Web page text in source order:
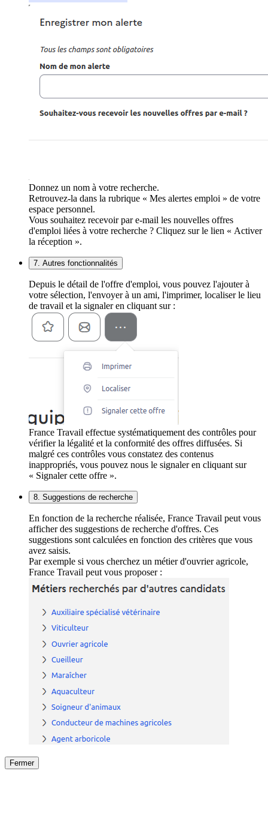
Donnez un nom à votre recherche.
Retrouvez-la dans la rubrique « Mes alertes emploi » de votre
espace personnel.
Vous souhaitez recevoir par e-mail les nouvelles offres
d'emploi liées à votre recherche ? Cliquez sur le lien « Activer
la réception ».
7. Autres fonctionnalités
Depuis le détail de l'offre d'emploi, vous pouvez l'ajouter à
votre sélection, l'envoyer à un ami, l'imprimer, localiser le lieu
de travail et la signaler en cliquant sur :
France Travail effectue systématiquement des contrôles pour
vérifier la légalité et la conformité des offres diffusées. Si
malgré ces contrôles vous constatez des contenus
inappropriés, vous pouvez nous le signaler en cliquant sur
« Signaler cette offre ».
8. Suggestions de recherche
En fonction de la recherche réalisée, France Travail peut vous
afficher des suggestions de recherche d'offres. Ces
suggestions sont calculées en fonction des critères que vous
avez saisis.
Par exemple si vous cherchez un métier d'ouvrier agricole,
France Travail peut vous proposer :
Fermer